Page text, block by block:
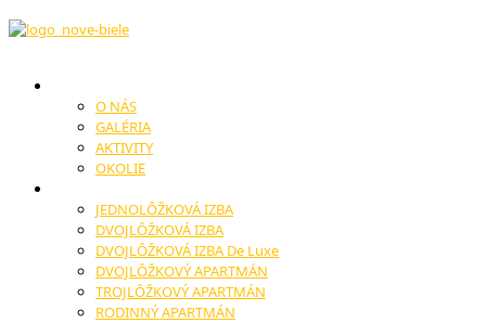
O NÁS
GALÉRIA
AKTIVITY
OKOLIE
JEDNOLÔŽKOVÁ IZBA
DVOJLÔŽKOVÁ IZBA
DVOJLÔŽKOVÁ IZBA De Luxe
DVOJLÔŽKOVÝ APARTMÁN
TROJLÔŽKOVÝ APARTMÁN
RODINNÝ APARTMÁN